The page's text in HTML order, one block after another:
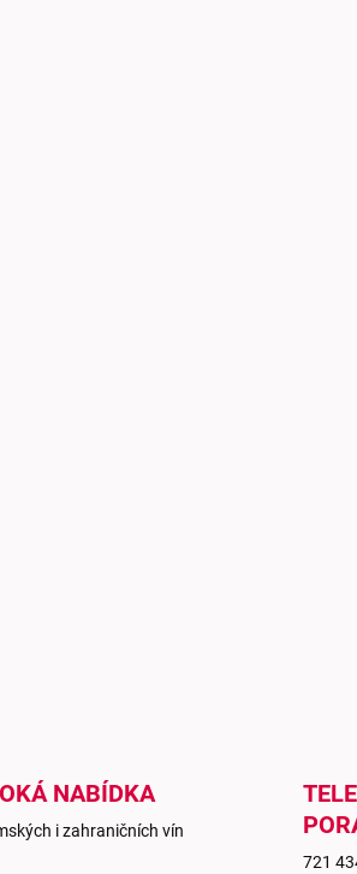
NABÍDKA
i zahraničních vín
721